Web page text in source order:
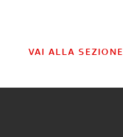
VAI ALLA SEZIONE